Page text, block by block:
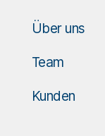
Über uns
Team
Kunden